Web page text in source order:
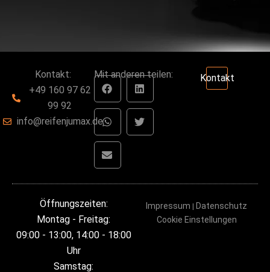
Kontakt:
+49 160 97 62
99 92
info@reifenjumax.de
Mit anderen teilen: Kontakt
Öffnungszeiten:
Montag - Freitag:
09:00 - 13:00, 14:00 - 18:00
Uhr
Samstag:
Impressum
Datenschutz
Cookie Einstellungen